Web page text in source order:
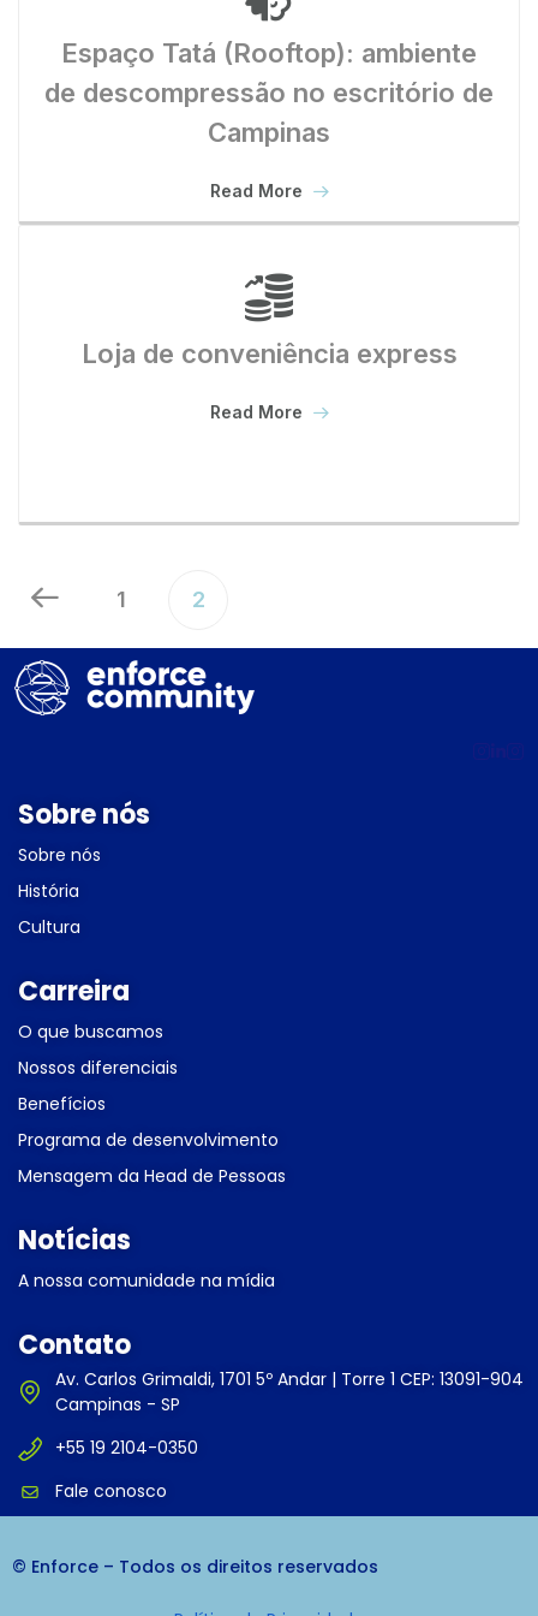
Espaço Tatá (Rooftop): ambiente
de descompressão no escritório de
Campinas
Read More
Loja de conveniência express
Read More
1 2
Sobre nós
Sobre nós
História
Cultura
Carreira
O que buscamos
Nossos diferenciais
Benefícios
Programa de desenvolvimento
Mensagem da Head de Pessoas
Notícias
A nossa comunidade na mídia
Contato
Av. Carlos Grimaldi, 1701 5º Andar | Torre 1 CEP: 13091-904
Campinas - SP
+55 19 2104-0350
Fale conosco
© Enforce – Todos os direitos reservados